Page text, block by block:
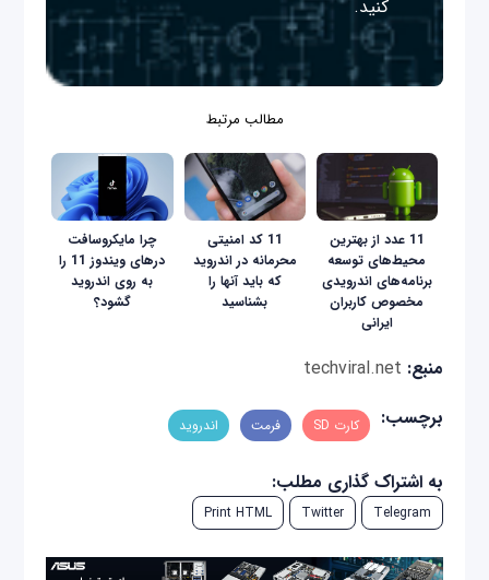
کنید.
مطالب مرتبط
11 عدد از بهترین
محیط‌های توسعه
برنامه‌های اندرویدی
مخصوص کاربران
ایرانی
11 کد امنیتی
محرمانه در اندروید
که باید آنها را
بشناسید
چرا مایکروسافت
در‌های ویندوز 11 را
به روی اندروید
گشود؟
منبع: techviral.net
برچسب:
کارت SD فرمت اندروید
به اشتراک گذاری مطلب:
Telegram
Twitter
Print HTML